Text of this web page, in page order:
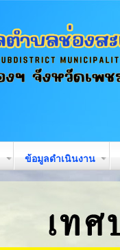
ข้อมูลดำเนินงาน